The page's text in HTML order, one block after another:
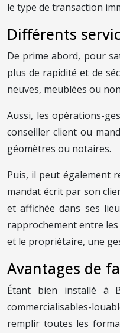
le type de transaction
Différents
De prime abord, pour
plus de rapidité et de
neuves, meublées ou
Aussi, les opérations-
conseiller client ou
géomètres ou notaires.
Puis, il peut également
mandat écrit par son
et affichée dans ses
rapprochement entre
et le propriétaire, une
Avantages de
Étant bien installé à
commercialisables-
remplir toutes les